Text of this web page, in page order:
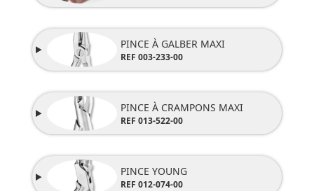
PINCE À GALBER MAXI
REF 003-233-00
PINCE À CRAMPONS MAXI
REF 013-522-00
PINCE YOUNG
REF 012-074-00